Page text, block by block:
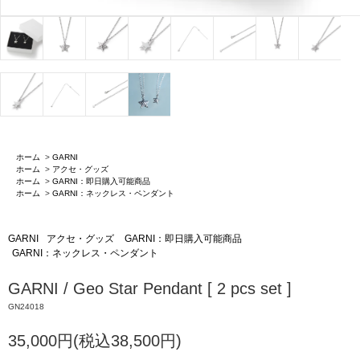
ホーム > GARNI
ホーム
> アクセ・グッズ
ホーム
> GARNI：即日購入可能商品
ホーム
> GARNI：ネックレス・ペンダント
GARNI アクセ・グッズ
GARNI：即日購入可能商品
GARNI：ネックレス・ペンダント
GARNI / Geo Star Pendant [ 2 pcs set ]
GN24018
35,000円(税込38,500円)